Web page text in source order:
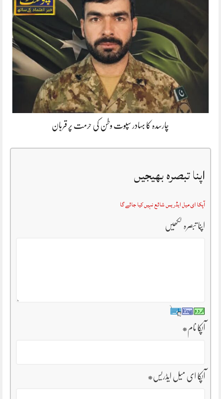
چارسدہ کا بہادر سپوت وطن کی حرمت پر قربان
اپنا تبصرہ بھیجیں
آپکا ای میل ایڈریس شائع نہیں کیا جائے گا
اپنا تبصرہ لکھیں
آپکا نام*
آپکا ای میل ایڈریس*